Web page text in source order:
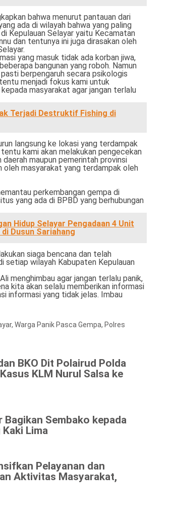
bahwa menurut pantauan dari
ada di wilayah bahwa yang paling
Kepulauan Selayar yaitu Kecamatan
dan tentunya ini juga dirasakan oleh
yang masuk tidak ada korban jiwa,
bangunan yang roboh. Namun
berpengaruh secara psikologis
menjadi fokus kami untuk
masyarakat agar jangan terlalu
Terjadi Destruktif Fishing di
langsung ke lokasi yang terdampak
kami akan melakukan pengecekan
maupun pemerintah provinsi
masyarakat yang terdampak oleh
perkembangan gempa di
yang ada di BPBD yang berhubungan
Hidup Selayar Pengadaan 4 Unit
Dusun Sariahang
siaga bencana dan telah
wilayah Kabupaten Kepulauan
menghimbau agar jangan terlalu panik,
kita akan selalu memberikan informasi
informasi yang tidak jelas. Imbau
Warga Panik Pasca Gempa, Polres
BKO Dit Polairud Polda
KLM Nurul Salsa ke
Sembako kepada
Lima
Pelayanan dan
Aktivitas Masyarakat,